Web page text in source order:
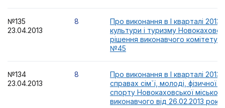
№135
23.04.2013
8
Про виконання в І кварталі 2013
культури і туризму
рішення виконавчого комітету
№45
№134
23.04.2013
8
Про виконання в I кварталі 2013
справах сім`ї, молоді, фізичної
спорту Новокаховської міської
виконавчого від 26.02.2013